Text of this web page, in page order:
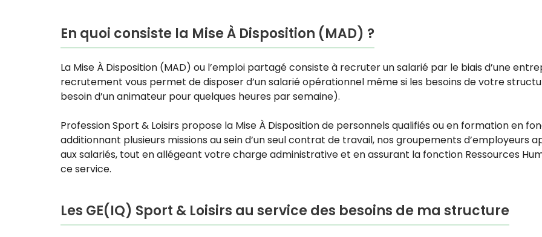
En quoi consiste la Mise À Disposition (MAD) ?
La Mise À Disposition (MAD) ou l’emploi partagé consiste à recruter un salarié par le biais d’une
recrutement vous permet de disposer d’un salarié opérationnel même si les besoins de votre
besoin d’un animateur pour quelques heures par semaine).
Profession Sport & Loisirs propose la Mise À Dispositionde personnels qualifiés ou en formation en
additionnant plusieurs missions au sein d’un seul contrat de travail, nos groupements
aux salariés, tout en allégeant votre charge administrative et en assurant la fonction Ressources
ce service.
Les GE(IQ) Sport & Loisirs au service des besoins de ma structure